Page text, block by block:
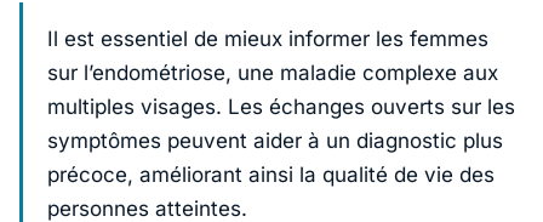
Il est essentiel de mieux informer les femmes
sur l’endométriose, une maladie complexe aux
multiples visages. Les échanges ouverts sur les
symptômes peuvent aider à un diagnostic plus
précoce, améliorant ainsi la qualité de vie des
personnes atteintes.